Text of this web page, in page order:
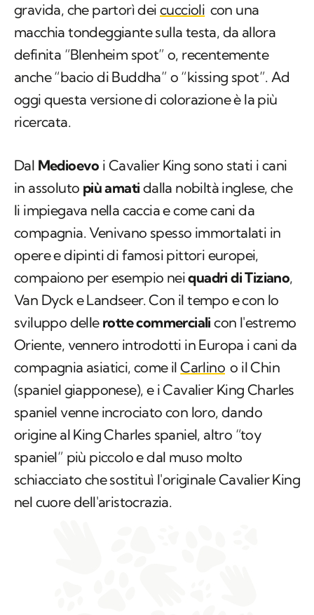
gravida, che partorì dei cuccioli con una
macchia tondeggiante sulla testa, da allora
definita “Blenheim spot” o, recentemente
anche “bacio di Buddha” o “kissing spot”. Ad
oggi questa versione di colorazione è la più
ricercata.
Dal Medioevo i Cavalier King sono stati i cani
in assoluto più amati dalla nobiltà inglese, che
li impiegava nella caccia e come cani da
compagnia. Venivano spesso immortalati in
opere e dipinti di famosi pittori europei,
compaiono per esempio neiquadri di Tiziano,
Van Dyck e Landseer. Con il tempo e con lo
sviluppo delle rotte commerciali con l'estremo
Oriente, vennero introdotti in Europa i cani da
compagnia asiatici, come ilCarlino o il Chin
(spaniel giapponese), e i Cavalier King Charles
spaniel venne incrociato con loro, dando
origine al King Charles spaniel, altro “toy
spaniel” più piccolo e dal muso molto
schiacciato che sostituì l'originale Cavalier King
nel cuore dell'aristocrazia.